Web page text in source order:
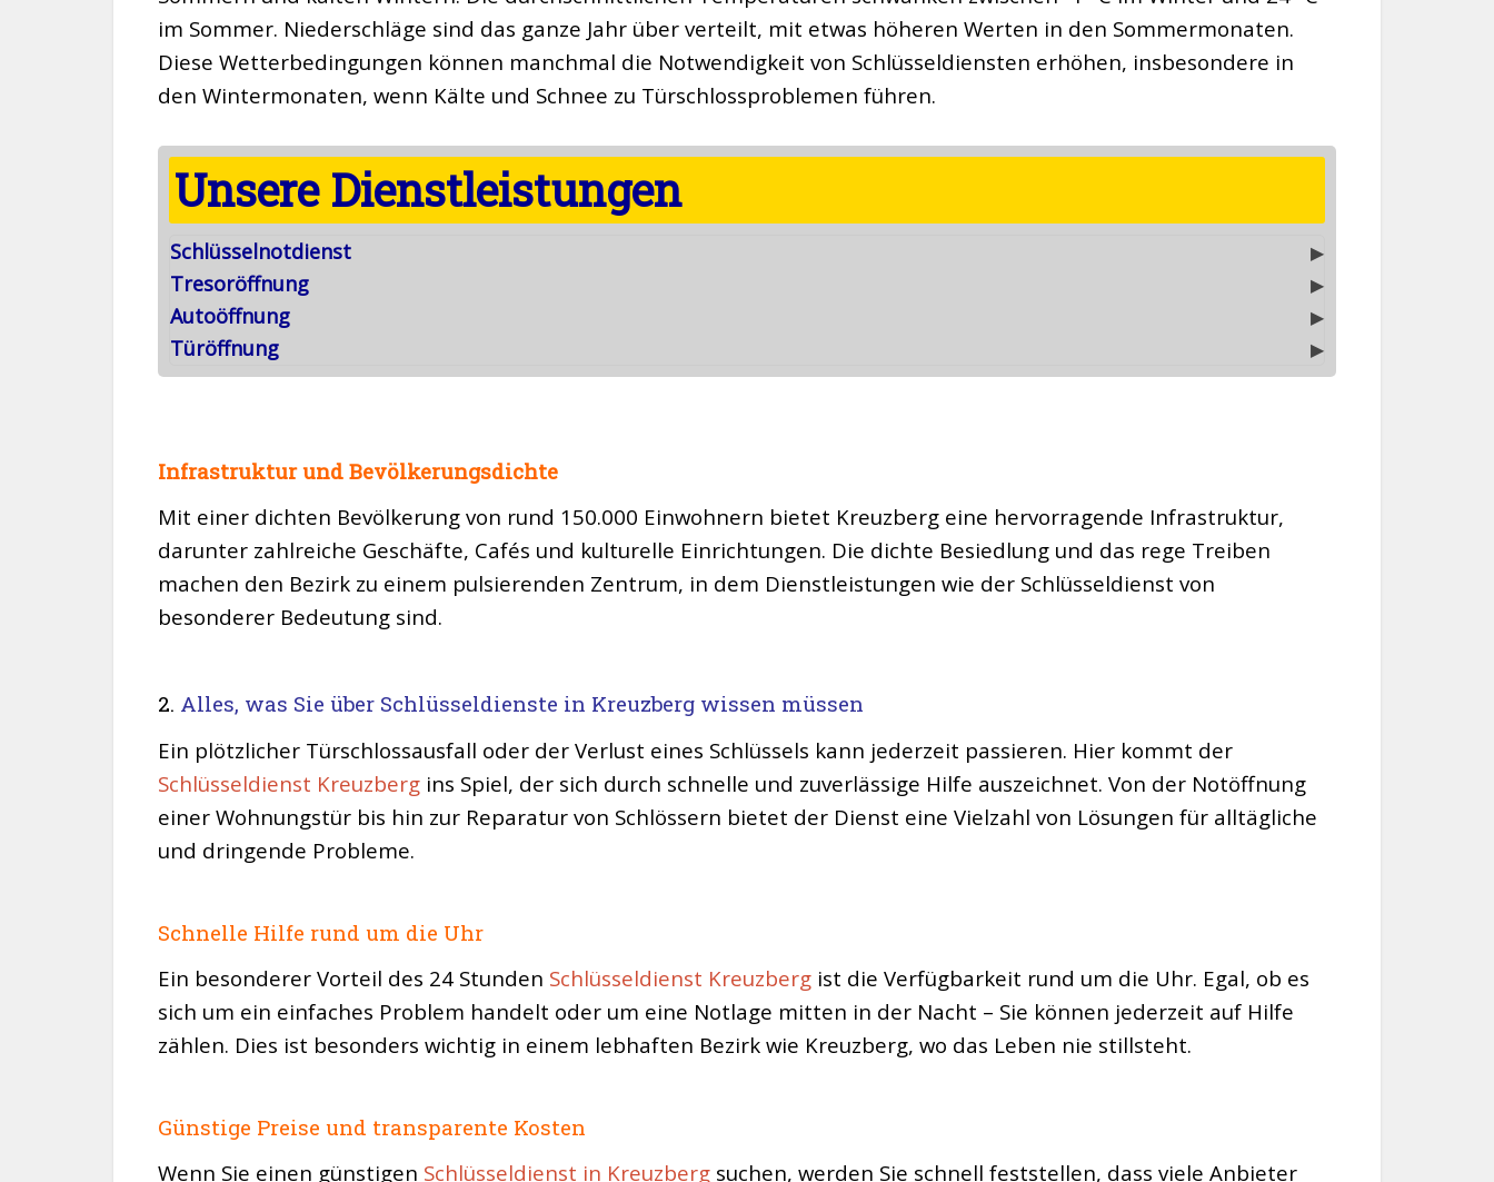
im Sommer. Niederschläge sind das ganze Jahr über verteilt, mit etwas höheren Werten in den Sommermonaten.
Diese Wetterbedingungen können manchmal die Notwendigkeit von Schlüsseldiensten erhöhen, insbesondere in
den Wintermonaten, wenn Kälte und Schnee zu Türschlossproblemen führen.
Unsere Dienstleistungen
Schlüsselnotdienst ▶
Tresoröffnung ▶
Autoöffnung ▶
Türöffnung ▶
Infrastruktur und Bevölkerungsdichte
Mit einer dichten Bevölkerung von rund 150.000 Einwohnern bietet Kreuzberg eine hervorragende Infrastruktur,
darunter zahlreiche Geschäfte, Cafés und kulturelle Einrichtungen. Die dichte Besiedlung und das rege Treiben
machen den Bezirk zu einem pulsierenden Zentrum, in dem Dienstleistungen wie der Schlüsseldienst von
besonderer Bedeutung sind.
2. Alles, was Sie über Schlüsseldienste in Kreuzberg wissen müssen
Ein plötzlicher Türschlossausfall oder der Verlust eines Schlüssels kann jederzeit passieren. Hier kommt der
Schlüsseldienst Kreuzberg ins Spiel, der sich durch schnelle und zuverlässige Hilfe auszeichnet. Von der Notöffnung
einer Wohnungstür bis hin zur Reparatur von Schlössern bietet der Dienst eine Vielzahl von Lösungen für alltägliche
und dringende Probleme.
Schnelle Hilfe rund um die Uhr
Ein besonderer Vorteil des 24 Stunden Schlüsseldienst Kreuzberg ist die Verfügbarkeit rund um die Uhr. Egal, ob es
sich um ein einfaches Problem handelt oder um eine Notlage mitten in der Nacht – Sie können jederzeit auf Hilfe
zählen. Dies ist besonders wichtig in einem lebhaften Bezirk wie Kreuzberg, wo das Leben nie stillsteht.
Günstige Preise und transparente Kosten
Wenn Sie einen günstigen Schlüsseldienst in Kreuzberg suchen, werden Sie schnell feststellen, dass viele Anbieter